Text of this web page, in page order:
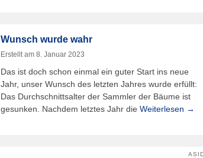
Wunsch wurde wahr
Erstellt am 8. Januar 2023
Das ist doch schon einmal ein guter Start ins neue
Jahr, unser Wunsch des letzten Jahres wurde erfüllt:
Das Durchschnittsalter der Sammler der Bäume ist
gesunken. Nachdem letztes Jahr die Weiterlesen →